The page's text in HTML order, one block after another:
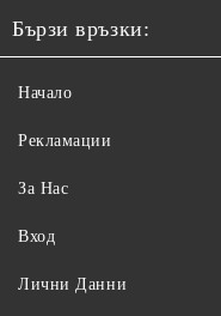
Бързи връзки:
Начало
Рекламации
За Нас
Вход
Лични Данни